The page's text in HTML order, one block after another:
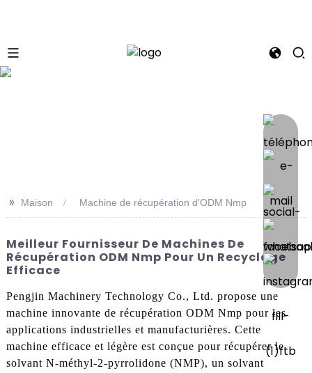
>> Maison Machine de récupération d'ODM Nmp
Meilleur Fournisseur De Machines De
Récupération ODM Nmp Pour Un Recyclage
Efficace
Pengjin Machinery Technology Co., Ltd. propose une
machine innovante de récupération ODM Nmp pour les
applications industrielles et manufacturières. Cette
machine efficace et légère est conçue pour récupérer le
solvant N-méthyl-2-pyrrolidone (NMP), un solvant